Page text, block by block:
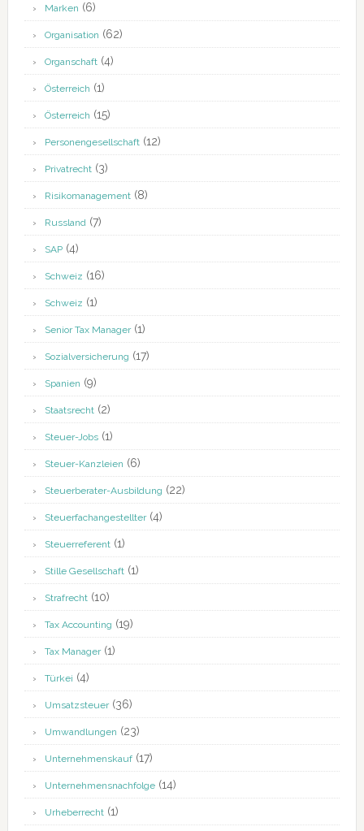
Marken (6)
Organisation (62)
Organschaft(4)
Österreich (1)
Österreich (15)
Personengesellschaft(12)
Privatrecht(3)
Risikomanagement(8)
Russland(7)
SAP(4)
Schweiz (16)
Schweiz (1)
Senior Tax Manager(1)
Sozialversicherung (17)
Spanien (9)
Staatsrecht(2)
Steuer-Jobs(1)
Steuer-Kanzleien (6)
Steuerberater-Ausbildung (22)
Steuerfachangestellter(4)
Steuerreferent(1)
Stille Gesellschaft(1)
Strafrecht(10)
Tax Accounting (19)
Tax Manager(1)
Türkei (4)
Umsatzsteuer(36)
Umwandlungen (23)
Unternehmenskauf(17)
Unternehmensnachfolge(14)
Urheberrecht(1)